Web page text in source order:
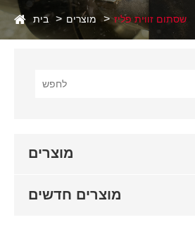
בית מוצרים שסתום זווית פליז
מוצרים
מוצרים חדשים